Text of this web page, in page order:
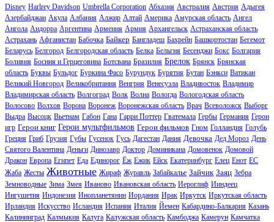
Disney Harlrey Davidson Umbrella Corporation Абхазия Австралия Австрия Адыгея
Азербайджан Акула Албания Алжир Алтай Америка Амурская область Ангел
Ангола Андорра Аргентина Армения Армия Архангельск Астраханская область
Астрахань Афганистан Бабочка Байкер Бангладеш Бахрейн Башкортостан Бегемот
Беларусь Белгород Белгородская область Белка Бельгия Бесенджи Бокс Болгария
Боливия Босния и Герцеговина Ботсвана Бразилия Брелок Брянск Брянская
область Буквы Бульдог Буркина Фасо Бурундук Бурятия Бутан Бэнкси Ватикан
Великий Новгород Великобритания Венгрия Венесуэла Владивосток Владимир
Владимирская область Волгоград Волк Волна Вологда Вологодская область
Волосово Волхов Ворона Воронеж Воронежская область Врач Всеволожск Выборг
Выдра Высоцк Вьетнам Габон Гана Гарри Поттер Гватемала Гербы Германия Герои
игр Герои книг Герои мультфильмов Герои фильмов Гном Голландия Голубь
Греция Гриб Грузия Губы Гусенок Гусь Дагестан Дания Девочка Дед Мороз День
Святого Валентина Деньги Динозавр Доктор Доминикана Домовенок Домовой
Дракон Европа Египет Еда Единорог Ёж Ежик Ейск Екатеринбург Елец Енот ЕС
Жаба Жесты Животные Жираф Журавль Забайкалье Зайчик Заяц Зебра
Земноводные Зима Змея Иваново Ивановская область Иероглиф Ииндеец
Ингушетия Индонезия Инопланетянин Иордания Ирак Иркутск Иркутская область
Ирландия Искусство Исландия Испания Италия Йемен Кабардино-Балкария Казань
Калининград Калмыкия Калуга Калужская область Камбоджа Камерун Камчатка